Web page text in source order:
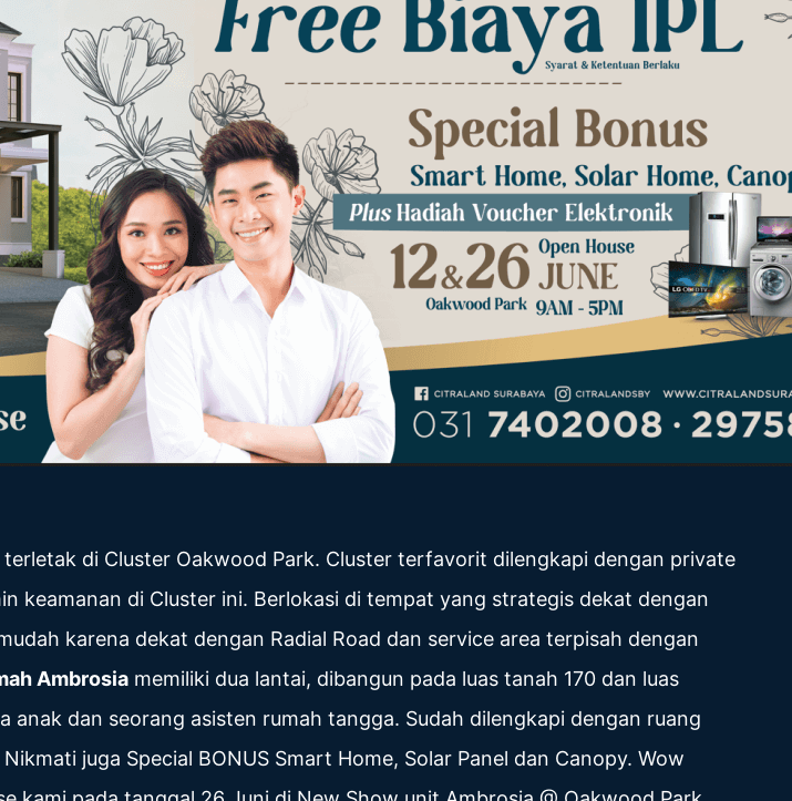
terletak di Cluster Oakwood Park. Cluster terfavorit dilengkapi dengan private
keamanan di Cluster ini. Berlokasi di tempat yang strategis dekat dengan
karena dekat dengan Radial Road dan service area terpisah dengan
Ambrosia memiliki dua lantai, dibangun pada luas tanah 170 dan luas
dan seorang asisten rumah tangga. Sudah dilengkapi dengan ruang
juga Special BONUS Smart Home, Solar Panel dan Canopy. Wow